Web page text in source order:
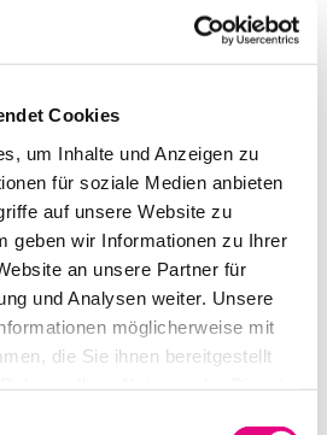
Cookies
um Inhalte und Anzeigen zu
für soziale Medien anbieten
auf unsere Website zu
geben wir Informationen zu Ihrer
an unsere Partner für
und Analysen weiter. Unsere
möglicherweise mit
die Sie ihnen bereitgestellt